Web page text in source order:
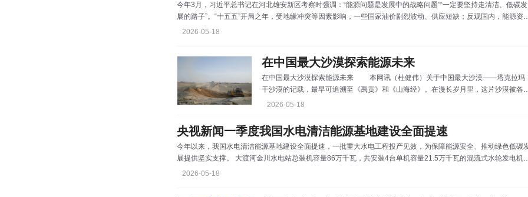
今年3月，习近平总书记在河北雄安新区考察时强调：“能源问题是发展中的战略问题”“一定要坚持走清洁、低碳发
展的路子”。“十五五”开局之年，受地缘冲突等因素影响，一些国家油价剧烈波动、供应短缺；反观国内，能源资
供应平稳有序，生产生活用能供应充足，这得益于我国“加快构建清洁低碳安全高效的新型能源体系”，为能源强国
2026-05-18
在中国最大沙漠探索能源未来
在中国最大沙漠探索能源未来 本网讯（杜健伟）关于中国最大沙漠——塔克拉玛
干沙漠的记载，最早可追溯至《禹贡》和《山海经》。在漫长岁月里，这片沙漠被各
语言文字打上了神秘和荒凉的烙印。 曾经只有风沙和驼铃回响的地方，如今正被
来人声与机械的交响。 ▲ 塔克拉玛干沙漠中，一座新能源基地正在崛起。摄影：刘艾
菁 长期以来，中
2026-05-18
央视新闻一季度我国水电清洁能源基地建设全面提速
今年以来，我国水电清洁能源基地建设全面提速，一批重大水电工程投产见效，为保障能源安全、推动绿色低碳
展提供坚实支撑。 大渡河金川水电站总装机容量86万千瓦，共安装4台单机容量21.5万千瓦的混流式水轮发电机
组，此次投产的是首台机组。 截至目前，大渡河流域已集中投产水电装机超过2000万千瓦，成为我国重要的清洁
2026-05-18